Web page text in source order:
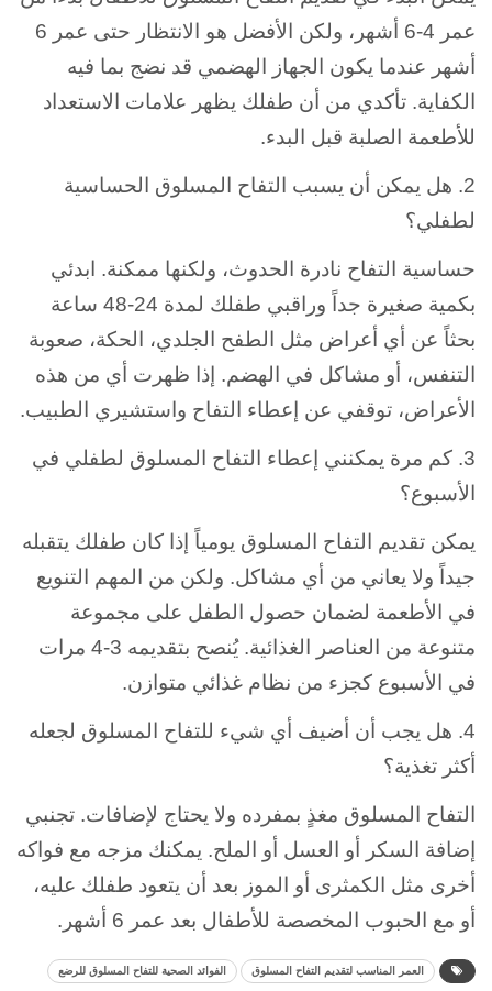
عمر 4-6 أشهر، ولكن الأفضل هو الانتظار حتى عمر 6
أشهر عندما يكون الجهاز الهضمي قد نضج بما فيه
الكفاية. تأكدي من أن طفلك يظهر علامات الاستعداد
للأطعمة الصلبة قبل البدء.
2. هل يمكن أن يسبب التفاح المسلوق الحساسية
لطفلي؟
حساسية التفاح نادرة الحدوث، ولكنها ممكنة. ابدئي
بكمية صغيرة جداً وراقبي طفلك لمدة 24-48 ساعة
بحثاً عن أي أعراض مثل الطفح الجلدي، الحكة، صعوبة
التنفس، أو مشاكل في الهضم. إذا ظهرت أي من هذه
الأعراض، توقفي عن إعطاء التفاح واستشيري الطبيب.
3. كم مرة يمكنني إعطاء التفاح المسلوق لطفلي في
الأسبوع؟
يمكن تقديم التفاح المسلوق يومياً إذا كان طفلك يتقبله
جيداً ولا يعاني من أي مشاكل. ولكن من المهم التنويع
في الأطعمة لضمان حصول الطفل على مجموعة
متنوعة من العناصر الغذائية. يُنصح بتقديمه 3-4 مرات
في الأسبوع كجزء من نظام غذائي متوازن.
4. هل يجب أن أضيف أي شيء للتفاح المسلوق لجعله
أكثر تغذية؟
التفاح المسلوق مغذٍ بمفرده ولا يحتاج لإضافات. تجنبي
إضافة السكر أو العسل أو الملح. يمكنك مزجه مع فواكه
أخرى مثل الكمثرى أو الموز بعد أن يتعود طفلك عليه،
أو مع الحبوب المخصصة للأطفال بعد عمر 6 أشهر.
العمر المناسب لتقديم التفاح المسلوق الفوائد الصحية للتفاح المسلوق للرضع